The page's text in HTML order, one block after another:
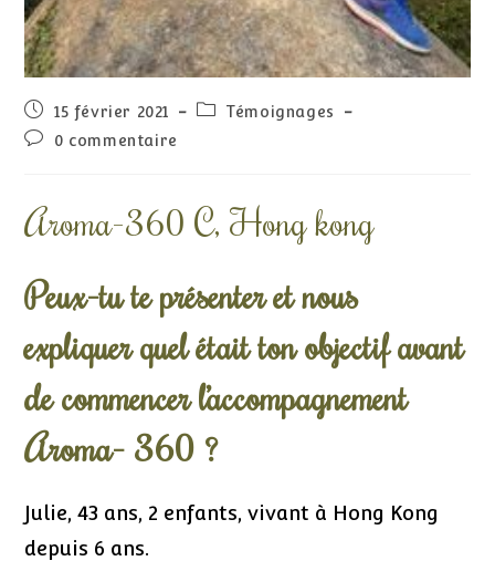
15 février 2021
Témoignages
0 commentaire
Aroma-360 C, Hong kong
Peux-tu te présenter et nous
expliquer quel était ton objectif avant
de commencer l’accompagnement
Aroma- 360 ?
Julie, 43 ans, 2 enfants, vivant à Hong Kong
depuis 6 ans.